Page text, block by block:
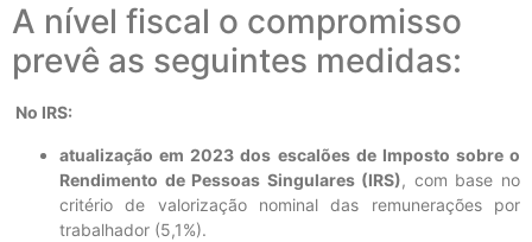
A nível fiscal o compromisso
prevê as seguintes medidas:
No IRS:
atualização em 2023 dos escalões de Imposto sobre o
Rendimento de Pessoas Singulares (IRS), com base no
critério de valorização nominal das remunerações por
trabalhador (5,1%).